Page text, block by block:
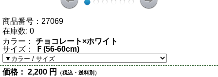
商品番号： 27069
在庫数: 0
カラー：
チョコレート×ホワイト
サイズ：
Ｆ(56-60cm)
価格： 2,200 円 （税込・送料別）